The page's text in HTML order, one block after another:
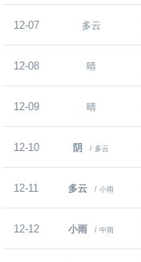
12-07 多云
12-08 晴
12-09 晴
12-10 阴 / 多云
12-11 多云 / 小雨
12-12 小雨 / 中雨